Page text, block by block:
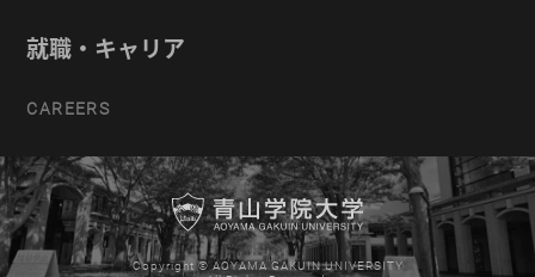
就職・キャリア
CAREERS
Copyright © AOYAMA GAKUIN UNIVERSITY